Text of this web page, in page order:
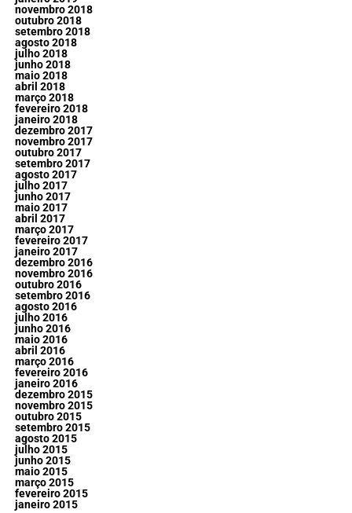
novembro 2018
outubro 2018
setembro 2018
agosto 2018
julho 2018
junho 2018
maio 2018
abril 2018
março 2018
fevereiro 2018
janeiro 2018
dezembro 2017
novembro 2017
outubro 2017
setembro 2017
agosto 2017
julho 2017
junho 2017
maio 2017
abril 2017
março 2017
fevereiro 2017
janeiro 2017
dezembro 2016
novembro 2016
outubro 2016
setembro 2016
agosto 2016
julho 2016
junho 2016
maio 2016
abril 2016
março 2016
fevereiro 2016
janeiro 2016
dezembro 2015
novembro 2015
outubro 2015
setembro 2015
agosto 2015
julho 2015
junho 2015
maio 2015
março 2015
fevereiro 2015
janeiro 2015